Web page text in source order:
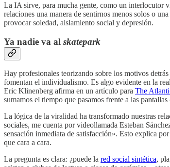
La IA sirve, para mucha gente, como un interlocutor
relaciones una manera de sentirnos menos solos o
provocar soledad, aislamiento social y depresión.
Ya nadie va al skatepark
Hay profesionales teorizando sobre los motivos
fomentan el individualismo. Es algo evidente en la
Eric Klinenberg afirma en un artículo para The
sumamos el tiempo que pasamos frente a las
La lógica de la viralidad ha transformado nuestras
sociales, me cuenta por videollamada Esteban
sensación inmediata de satisfacción». Esto explica
que cara a cara.
La pregunta es clara: ¿puede la red social sintética,